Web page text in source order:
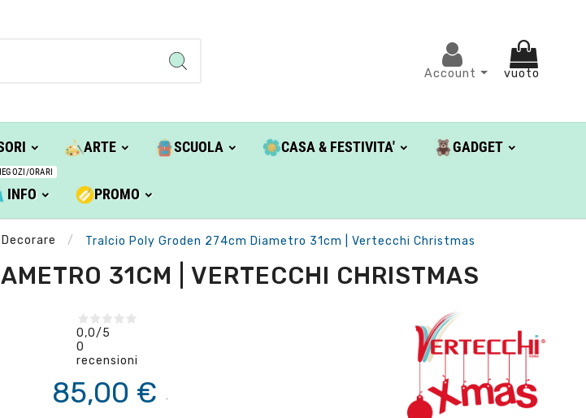
Account vuoto
ARTE SCUOLA CASA & FESTIVITA' GADGET
INFO
ORARI
PROMO
Tralcio Poly Groden 274cm Diametro 31cm | Vertecchi Christmas
31CM | VERTECCHI CHRISTMAS
0,0/5
0
recensioni
85,00 €